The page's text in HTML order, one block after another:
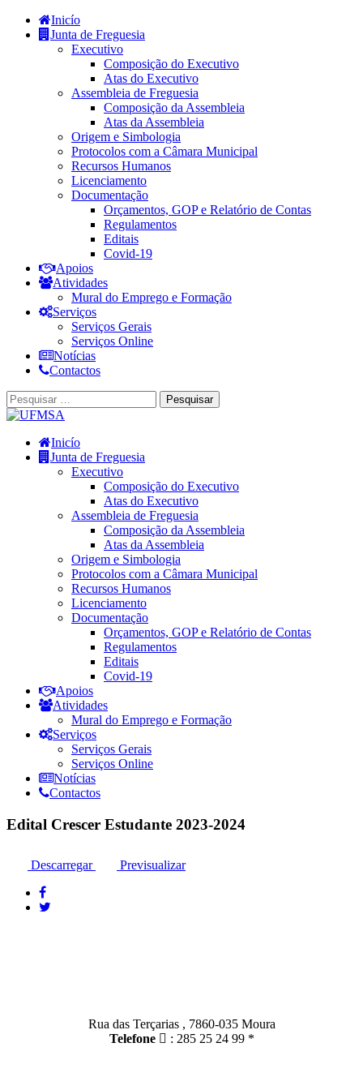
Inicío
Junta de Freguesia
Executivo
Composição do Executivo
Atas do Executivo
Assembleia de Freguesia
Composição da Assembleia
Atas da Assembleia
Origem e Simbologia
Protocolos com a Câmara Municipal
Recursos Humanos
Licenciamento
Documentação
Orçamentos, GOP e Relatório de Contas
Regulamentos
Editais
Covid-19
Apoios
Atividades
Mural do Emprego e Formação
Serviços
Serviços Gerais
Serviços Online
Notícias
Contactos
Inicío
Junta de Freguesia
Executivo
Composição do Executivo
Atas do Executivo
Assembleia de Freguesia
Composição da Assembleia
Atas da Assembleia
Origem e Simbologia
Protocolos com a Câmara Municipal
Recursos Humanos
Licenciamento
Documentação
Orçamentos, GOP e Relatório de Contas
Regulamentos
Editais
Covid-19
Apoios
Atividades
Mural do Emprego e Formação
Serviços
Serviços Gerais
Serviços Online
Notícias
Contactos
Edital Crescer Estudante 2023-2024
Descarregar Previsualizar
Rua das Terçarias , 7860-035 Moura
Telefone
: 285 25 24 99 *